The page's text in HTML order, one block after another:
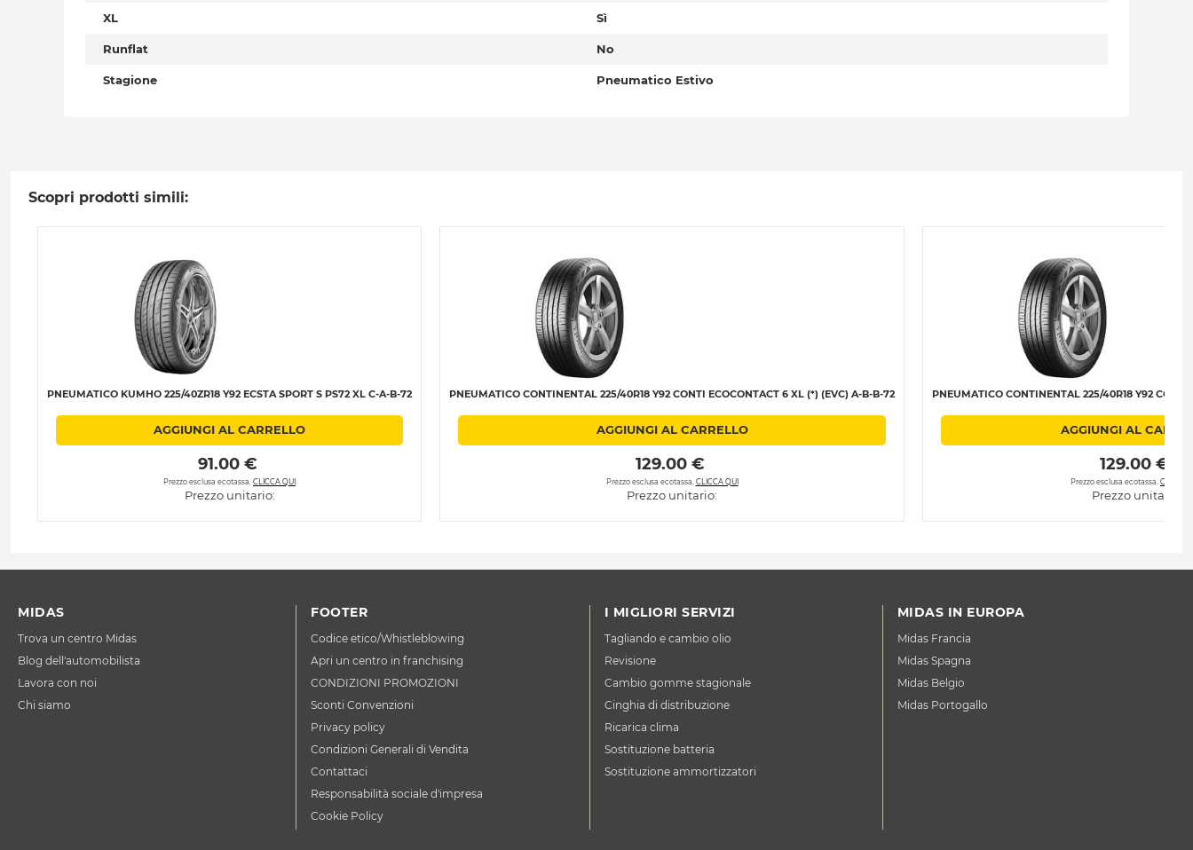
XL Sì
Runflat No
Stagione Pneumatico Estivo
Scopri prodotti simili:
PNEUMATICO KUMHO 225/40ZR18 Y92 ECSTA SPORT S PS72 XL C-A-B-72
AGGIUNGI AL CARRELLO
91.00 €
Prezzo esclusa ecotassa. CLICCA QUI
Prezzo unitario:
PNEUMATICO CONTINENTAL 225/40R18 Y92 CONTI ECOCONTACT 6 XL (*) (EVC) A-B-B-72
AGGIUNGI AL CARRELLO
129.00 €
Prezzo esclusa ecotassa. CLICCA QUI
Prezzo unitario:
PNEUMATICO CONTINENTAL 225/40R18 Y92
AGGIUNGI AL
129.00 €
Prezzo esclusa ecotassa. CLICCA
Prezzo unitario:
MIDAS
Trova un centro Midas
Blog dell'automobilista
Lavora con noi
Chi siamo
FOOTER
Codice etico/Whistleblowing
Apri un centro in franchising
CONDIZIONI PROMOZIONI
Sconti Convenzioni
Privacy policy
Condizioni Generali di Vendita
Contattaci
Responsabilità sociale d'impresa
Cookie Policy
I MIGLIORI SERVIZI
Tagliando e cambio olio
Revisione
Cambio gomme stagionale
Cinghia di distribuzione
Ricarica clima
Sostituzione batteria
Sostituzione ammortizzatori
MIDAS IN EUROPA
Midas Francia
Midas Spagna
Midas Belgio
Midas Portogallo